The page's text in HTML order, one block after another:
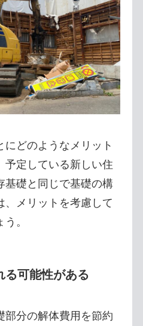
にどのようなメリット
予定している新しい住
基礎と同じで基礎の構
、メリットを考慮して
。
る可能性がある
部分の解体費用を節約